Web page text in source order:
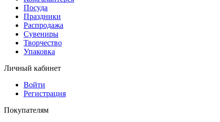
Посуда
Праздники
Распродажа
Сувениры
Творчество
Упаковка
Личный кабинет
Войти
Регистрация
Покупателям